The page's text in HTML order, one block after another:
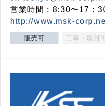
営業時間：8:30〜17：
http://www.msk-
販売可 工事・取付